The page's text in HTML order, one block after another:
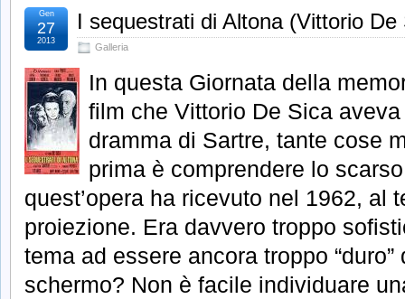
I sequestrati di Altona (Vittorio De
Galleria
Gen
27
2013
In questa Giornata della
film che Vittorio De Sica aveva
dramma di Sartre, tante cose
prima è comprendere lo
quest’opera ha ricevuto nel 1962, al
proiezione. Era davvero troppo
tema ad essere ancora troppo
schermo? Non è facile individuare